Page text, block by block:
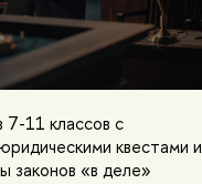
7-11 классов с
квестами и
законов «в деле»